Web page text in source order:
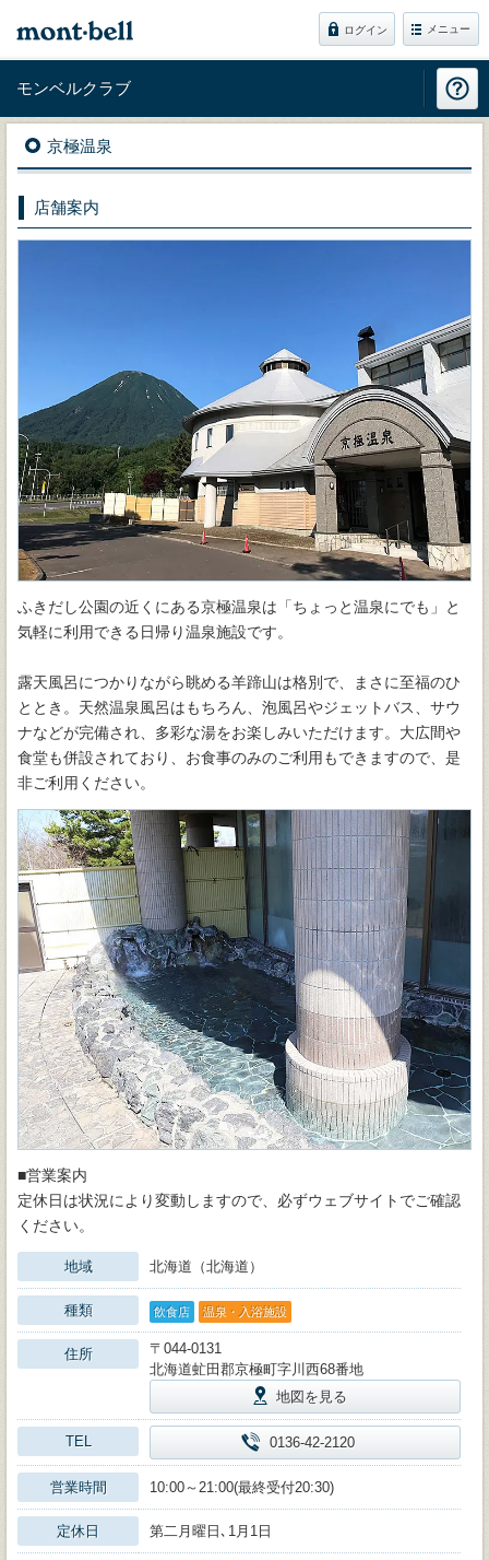
ログイン メニュー
モンベルクラブ
京極温泉
店舗案内
ふきだし公園の近くにある京極温泉は「ちょっと温泉にでも」と
気軽に利用できる日帰り温泉施設です。
露天風呂につかりながら眺める羊蹄山は格別で、まさに至福のひ
ととき。天然温泉風呂はもちろん、泡風呂やジェットバス、サウ
ナなどが完備され、多彩な湯をお楽しみいただけます。大広間や
食堂も併設されており、お食事のみのご利用もできますので、是
非ご利用ください。
■営業案内
定休日は状況により変動しますので、必ずウェブサイトでご確認
ください。
地域 北海道（北海道）
種類 飲食店 温泉・入浴施設
住所
〒044-0131
北海道虻田郡京極町字川西68番地
地図を見る
TEL 0136-42-2120
営業時間 10:00～21:00(最終受付20:30)
定休日 第二月曜日､1月1日